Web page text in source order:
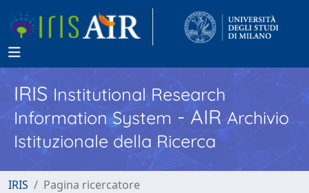
IRISInstitutional Research
Information System - AIR Archivio
Istituzionale della Ricerca
IRIS Pagina ricercatore